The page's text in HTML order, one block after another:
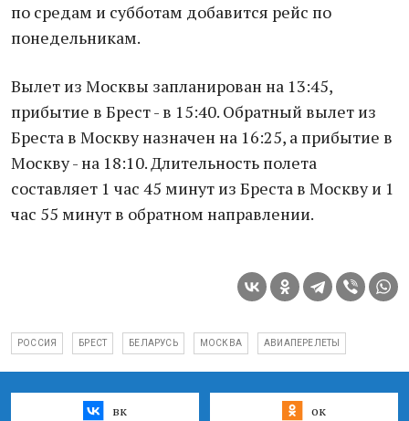
по средам и субботам добавится рейс по
понедельникам.
Вылет из Москвы запланирован на 13:45,
прибытие в Брест - в 15:40. Обратный вылет из
Бреста в Москву назначен на 16:25, а прибытие в
Москву - на 18:10. Длительность полета
составляет 1 час 45 минут из Бреста в Москву и 1
час 55 минут в обратном направлении.
РОССИЯ БРЕСТ БЕЛАРУСЬ МОСКВА АВИАПЕРЕЛЕТЫ
вк ок